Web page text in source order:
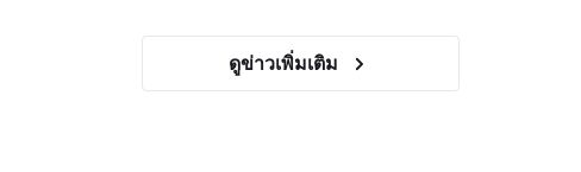
ดูข่าวเพิ่มเติม